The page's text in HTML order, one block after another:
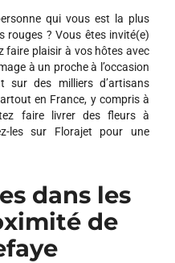
qui vous est la plus
rouges ? Vous êtes invité(e)
faire plaisir à vos hôtes avec
à un proche à l’occasion
sur des milliers d’artisans
en France, y compris à
faire livrer des fleurs à
les sur Florajet pour une
dans les
de